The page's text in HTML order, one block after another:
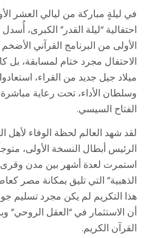
«الحناجر
الذهبية»
مغلقة
في ليلةٍ مباركة من ليالي العشر
احتفالية “ليلة القدر” الكبرى،
الأولى من البرنامج القرآني الأضخم
الاحتفال مجرد ختام لمسابقة، بل
ميلاد جيل جديد من القراء،
وسلطان الأداء، تحت رعاية
الفتاح السيسي.
لقد شهد العالم لحظة الوفاء لأهل
الرئيس أبطال النسخة الأولى،
استمرت لعدة أشهر بين مدن وقرى
الذهبية” التي تليق بمكانة مصر
هذا التكريم لم يكن مجرد تسليم
أن الاستثمار في “العقل الروحي”
القرآن الكريم.